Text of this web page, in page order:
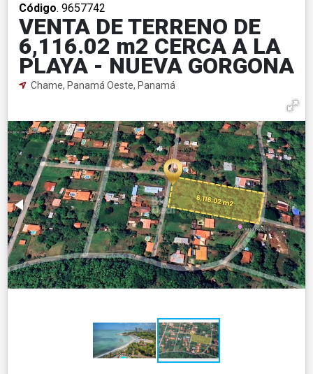
Código. 9657742
VENTA DE TERRENO DE
6,116.02 m2 CERCA A LA
PLAYA - NUEVA GORGONA
Chame, Panamá Oeste, Panamá